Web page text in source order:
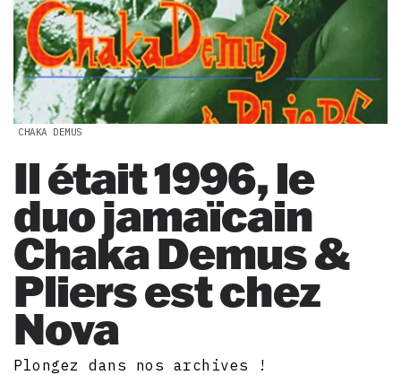
CHAKA DEMUS
Il était 1996, le
duo jamaïcain
Chaka Demus &
Pliers est chez
Nova
Plongez dans nos archives !